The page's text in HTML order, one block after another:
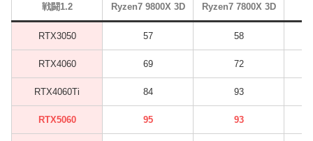
戦闘1.2 Ryzen7 9800X 3D Ryzen7 7800X 3D
RTX3050 57 58
RTX4060 69 72
RTX4060Ti 84 93
RTX5060 95 93